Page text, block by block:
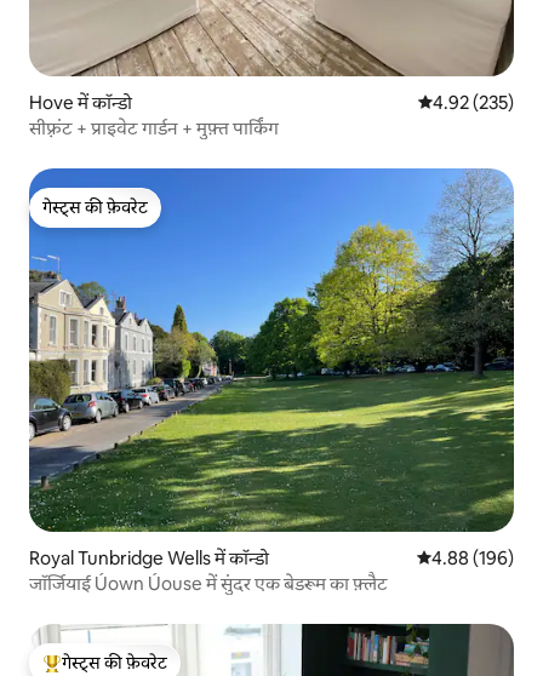
Hove में कॉन्डो औसत रेटिंग 5 में से
4.92 (235)
सीफ़्रंट + प्राइवेट गार्डन + मुफ़्त पार्किंग
गेस्ट्स की फ़ेवरेट
गेस्ट्स की फ़ेवरेट
Royal Tunbridge Wells में कॉन्डो औसत रेटिंग 5 में से
4.88 (196)
जॉर्जियाई Úown Úouse में सुंदर एक बेडरूम का फ़्लैट
गेस्ट्स की फ़ेवरेट